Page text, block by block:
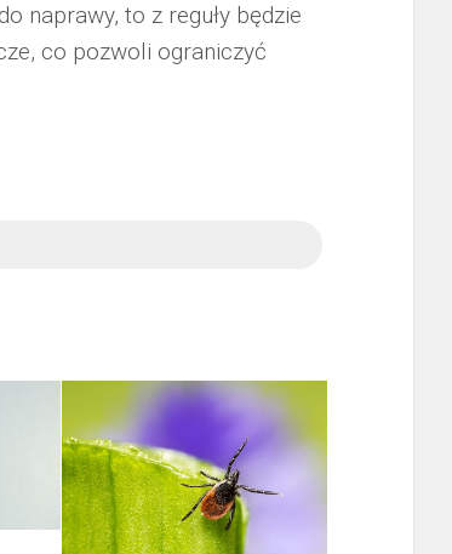
naprawy, to z reguły będzie
co pozwoli ograniczyć